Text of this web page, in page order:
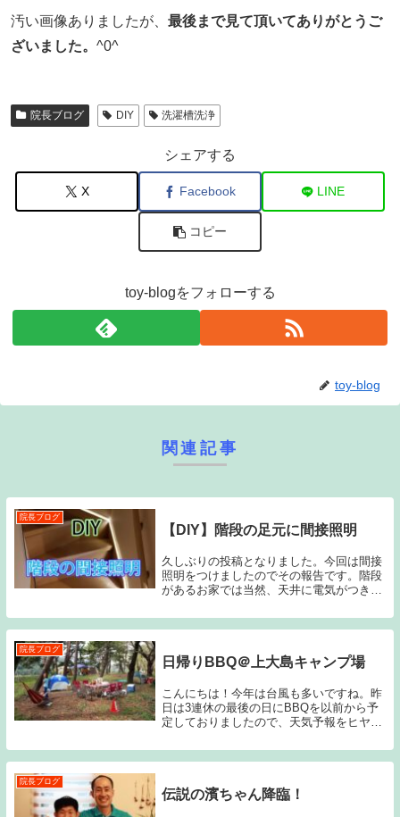
汚い画像ありましたが、 最後まで見て頂いてありがとうご
ざいました。 ^0^
院長ブログ DIY 洗濯槽洗浄
シェアする
X Facebook LINE
コピー
toy-blogをフォローする
toy-blog
関連記事
院長ブログ
【DIY】階段の足元に間接照明
久しぶりの投稿となりました。今回は間接
照明をつけましたのでその報告です。階段
があるお家では当然、天井に電気がつきま
我が家では天井のライトを人感センサー付
きにして、暗い夜だけ人の動きに反応して
院長ブログ
日帰りBBQ＠上大島キャンプ場
こんにちは！今年は台風も多いですね。昨
日は3連休の最後の日にBBQを以前から予
定しておりましたので、天気予報をヒヤヒ
^^BBQやキャンプ好きな私ですが、今年は
回数が多くないので今回のBBQは久しぶり
院長ブログ
伝説の濱ちゃん降臨！